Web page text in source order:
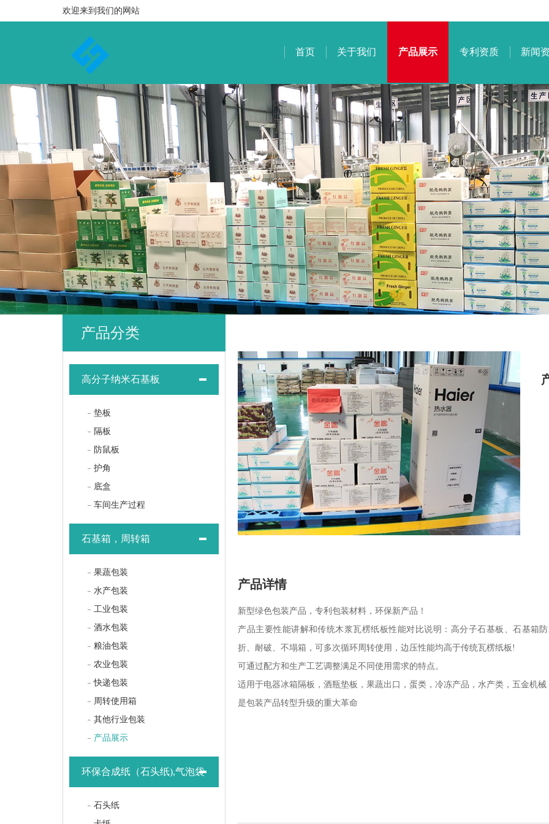
欢迎来到我们的网站
首页 关于我们 产品展示 专利资质 新闻
产品分类
高分子纳米石基板
垫板
隔板
防鼠板
护角
底盒
车间生产过程
石基箱，周转箱
果蔬包装
水产包装
工业包装
酒水包装
粮油包装
农业包装
快递包装
周转使用箱
其他行业包装
产品展示
环保合成纸（石头纸),气泡袋
石头纸
产品详情
新型绿色包装产品，专利包装材料，环保新产品！
产品主要性能讲解和传统木浆瓦楞纸板性能对比说明：高分子石基板、石基箱
折、耐破、不塌箱，可多次循环周转使用，边压性能均高于传统瓦楞纸板!
可通过配方和生产工艺调整满足不同使用需求的特点。
适用于电器冰箱隔板，酒瓶垫板，果蔬出口，蛋类，冷冻产品，水产类，五金机
是包装产品转型升级的重大革命